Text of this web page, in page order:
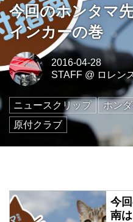
今回のホンタマ
インカーの巻
2016-04-28
STAFF@ ロレン
ニュースクリップ ホン
原付クラブ
今
南